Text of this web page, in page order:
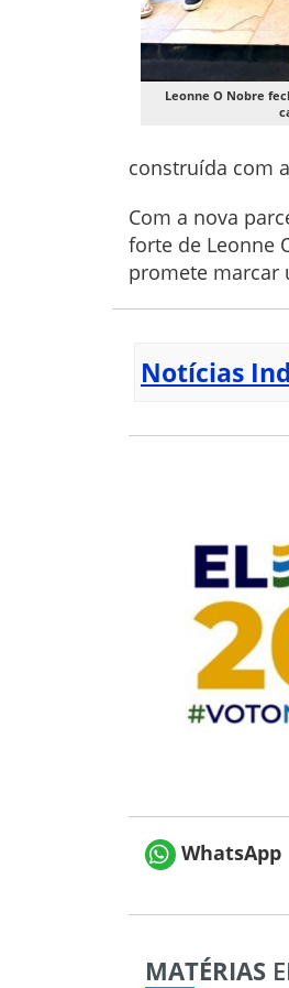
Leonne O Nobre
construída com
Com a nova
forte de Leonne
promete marcar
Notícias
WhatsApp
MATÉRIAS